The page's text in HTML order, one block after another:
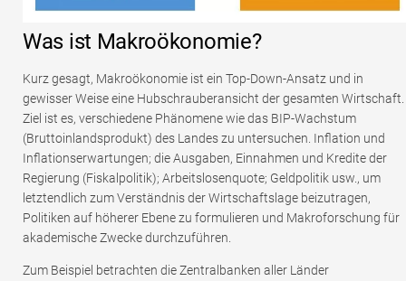
Was ist Makroökonomie?
Kurz gesagt, Makroökonomie ist ein Top-Down-Ansatz und in
gewisser Weise eine Hubschrauberansicht der gesamten Wirtschaft.
Ziel ist es, verschiedene Phänomene wie das BIP-Wachstum
(Bruttoinlandsprodukt) des Landes zu untersuchen. Inflation und
Inflationserwartungen; die Ausgaben, Einnahmen und Kredite der
Regierung (Fiskalpolitik); Arbeitslosenquote; Geldpolitik usw., um
letztendlich zum Verständnis der Wirtschaftslage beizutragen,
Politiken auf höherer Ebene zu formulieren und Makroforschung für
akademische Zwecke durchzuführen.
Zum Beispiel betrachten die Zentralbanken aller Länder